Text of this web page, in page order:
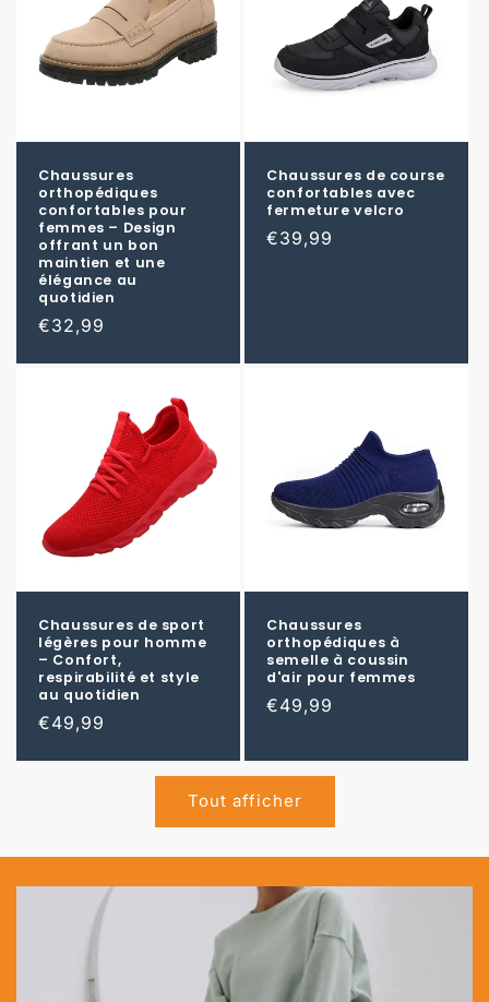
Chaussures
orthopédiques
confortables pour
femmes – Design
offrant un bon
maintien et une
élégance au
quotidien
Prix
€32,99
Chaussures de course
confortables avec
fermeture velcro
Prix
€39,99
Chaussures de sport
légères pour homme
– Confort,
respirabilité et style
au quotidien
Prix
€49,99
Chaussures
orthopédiques à
semelle à coussin
d'air pour femmes
Prix
€49,99
Tout afficher